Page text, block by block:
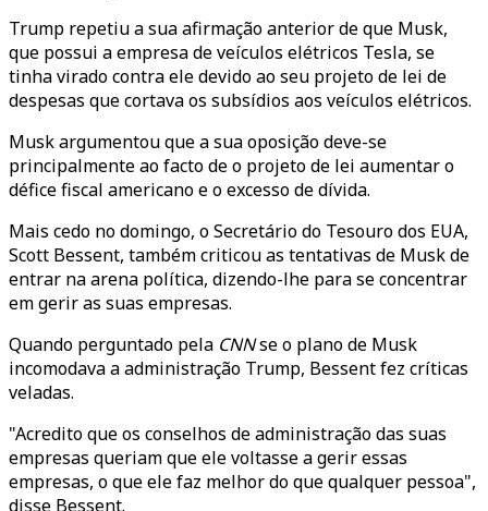
Trump repetiu a sua afirmação anterior de que Musk,
que possui a empresa de veículos elétricos Tesla, se
tinha virado contra ele devido ao seu projeto de lei de
despesas que cortava os subsídios aos veículos elétricos.
Musk argumentou que a sua oposição deve-se
principalmente ao facto de o projeto de lei aumentar o
défice fiscal americano e o excesso de dívida.
Mais cedo no domingo, o Secretário do Tesouro dos EUA,
Scott Bessent, também criticou as tentativas de Musk de
entrar na arena política, dizendo-lhe para se concentrar
em gerir as suas empresas.
Quando perguntado pela CNNse o plano de Musk
incomodava a administração Trump, Bessent fez críticas
veladas.
"Acredito que os conselhos de administração das suas
empresas queriam que ele voltasse a gerir essas
empresas, o que ele faz melhor do que qualquer pessoa",
disse Bessent.